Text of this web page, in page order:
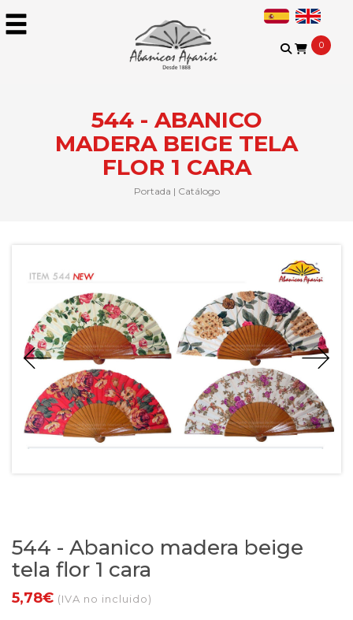
0
544 - ABANICO
MADERA BEIGE TELA
FLOR 1 CARA
Portada | Catálogo
544 - Abanico madera beige
tela flor 1 cara
5,78€ (IVA no incluido)